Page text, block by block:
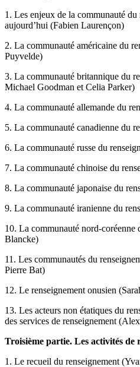
1. Les enjeux de la communauté du
aujourd’hui (Fabien Laurençon)
2. La communauté américaine du
Puyvelde)
3. La communauté britannique du
Michael Goodman et Celia Parker)
4. La communauté allemande du
5. La communauté canadienne du
6. La communauté russe du
7. La communauté chinoise du
8. La communauté japonaise du
9. La communauté iranienne du
10. La communauté nord-coréenne
Blancke)
11. Les communautés du
Pierre Bat)
12. Le renseignement onusien
13. Les acteurs non étatiques du
des services de renseignement
Troisième partie. Les activités de
1. Le recueil du renseignement